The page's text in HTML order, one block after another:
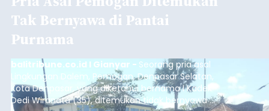
Tak Bernyawa di Pantai
Purnama
balitribune.co.id I Gianyar - Seorang pria asal
Lingkungan Dalem, Pemogan, Denpasar Selatan,
Kota Denpasar, yang diketahui bernama I Kadek
Dedi Wiranata (35), ditemukan tidak bernyawa di